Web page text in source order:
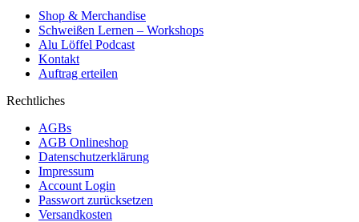
Shop & Merchandise
Schweißen Lernen – Workshops
Alu Löffel Podcast
Kontakt
Auftrag erteilen
Rechtliches
AGBs
AGB Onlineshop
Datenschutzerklärung
Impressum
Account Login
Passwort zurücksetzen
Versandkosten